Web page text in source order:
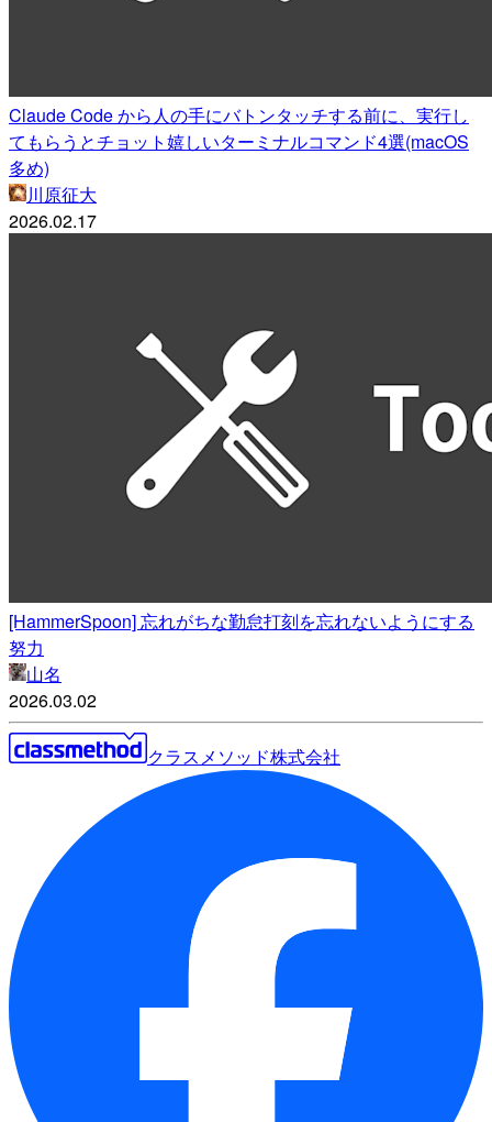
Claude Code から人の手にバトンタッチする前に、実行し
てもらうとチョット嬉しいターミナルコマンド4選(macOS
多め)
川原征大
2026.02.17
[HammerSpoon] 忘れがちな勤怠打刻を忘れないようにする
努力
山名
2026.03.02
クラスメソッド株式会社